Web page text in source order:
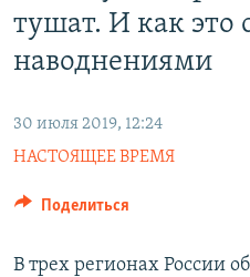
тушат. И как это
наводнениями
30 июля 2019, 12:24
НАСТОЯЩЕЕ ВРЕМЯ
Поделиться
В трех регионах России